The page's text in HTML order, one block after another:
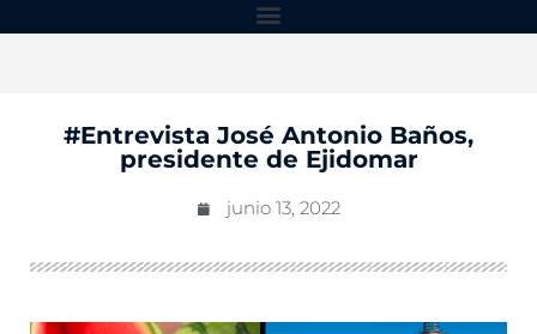
#Entrevista José Antonio Baños,
presidente de Ejidomar
junio 13, 2022